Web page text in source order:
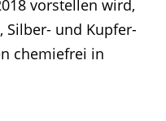
vorstellen wird,
und Kupfer-
chemiefrei in